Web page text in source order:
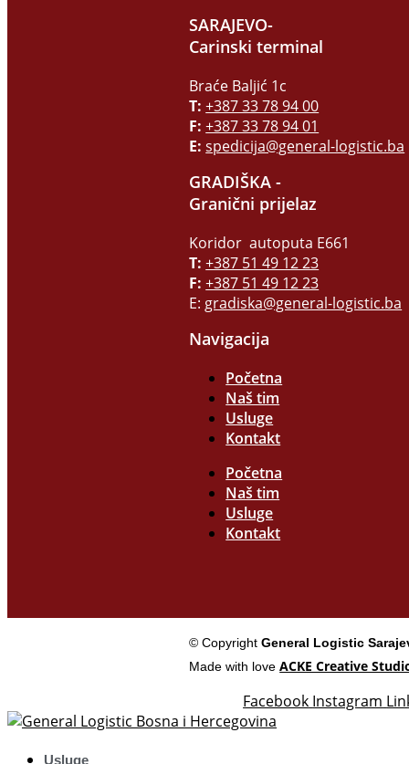
SARAJEVO-
Carinski terminal
Braće Baljić 1c
T: +387 33 78 94 00
F: +387 33 78 94 01
E: spedicija@general-logistic.ba
GRADIŠKA -
Granični prijelaz
Koridor autoputa E661
T: +387 51 49 12 23
F: +387 51 49 12 23
E: gradiska@general-logistic.ba
Navigacija
Početna
Naš tim
Usluge
Kontakt
Početna
Naš tim
Usluge
Kontakt
© CopyrightGeneral Logistic
Made with love ACKE Creative
Facebook Instagram
Usluge